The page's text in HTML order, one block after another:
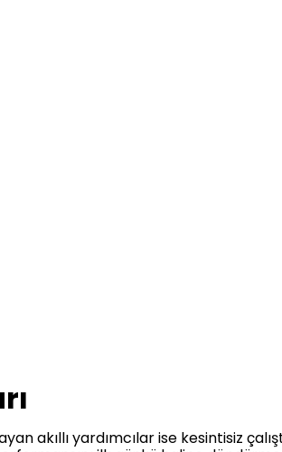
akıllı yardımcılar ise kesintisiz